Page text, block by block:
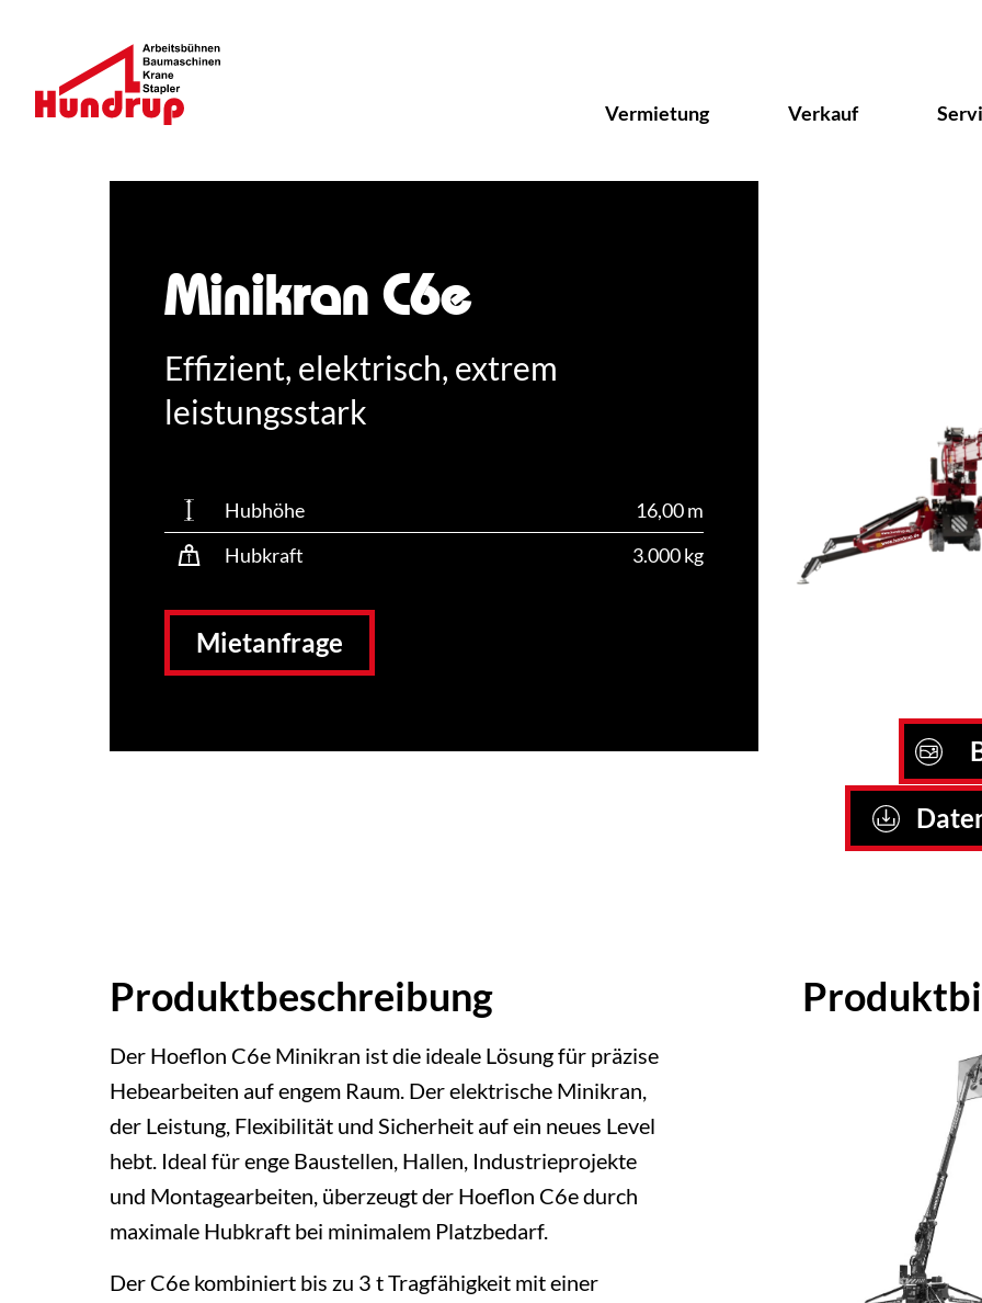
Vermietung Verkauf
Minikran C6e
Effizient, elektrisch, extrem
leistungsstark
Hubhöhe
16,00 m
Hubkraft
3.000 kg
Mietanfrage
Produktbeschreibung
Der Hoeflon C6e Minikran ist die ideale Lösung für präzise
Hebearbeiten auf engem Raum. Der elektrische Minikran,
der Leistung, Flexibilität und Sicherheit auf ein neues Level
hebt. Ideal für enge Baustellen, Hallen, Industrieprojekte
und Montagearbeiten, überzeugt der Hoeflon C6e durch
maximale Hubkraft bei minimalem Platzbedarf.
Der C6e kombiniert bis zu 3 t Tragfähigkeit mit einer